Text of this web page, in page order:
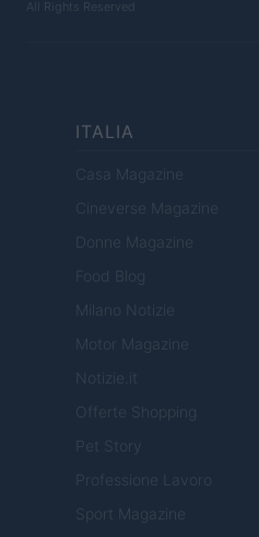
All Rights Reserved
ITALIA
Casa Magazine
Cineverse Magazine
Donne Magazine
Food Blog
Milano Notizie
Motor Magazine
Notizie.it
Offerte Shopping
Pet Story
Professione Lavoro
Sport Magazine